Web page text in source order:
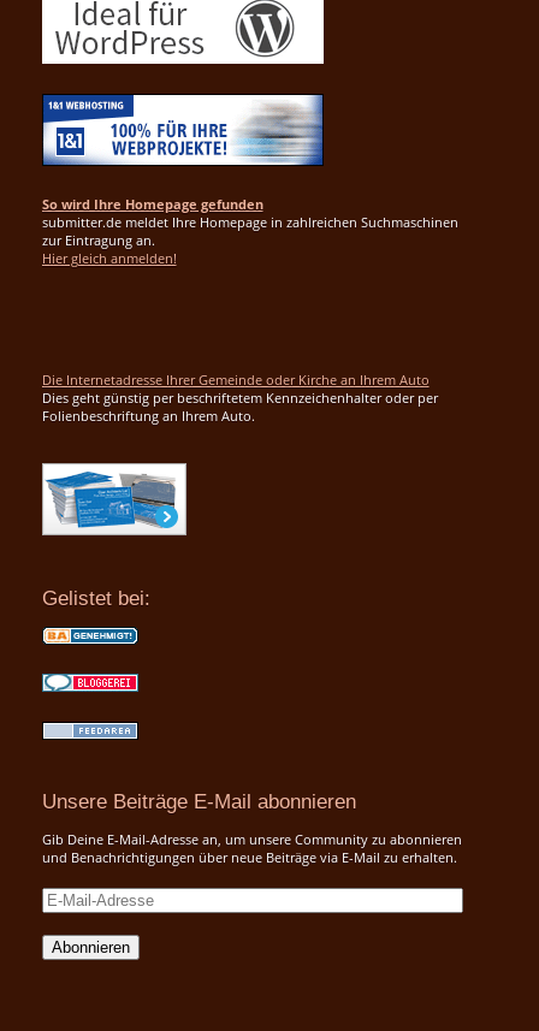
So wird Ihre Homepage gefunden
submitter.de meldet Ihre Homepage in zahlreichen Suchmaschinen
zur Eintragung an.
Hier gleich anmelden!
Die Internetadresse Ihrer Gemeinde oder Kirche an Ihrem Auto
Dies geht günstig per beschriftetem Kennzeichenhalter oder per
Folienbeschriftung an Ihrem Auto.
Gelistet bei:
Unsere Beiträge E-Mail abonnieren
Gib Deine E-Mail-Adresse an, um unsere Community zu abonnieren
und Benachrichtigungen über neue Beiträge via E-Mail zu erhalten.
E-
Mail-
Adresse